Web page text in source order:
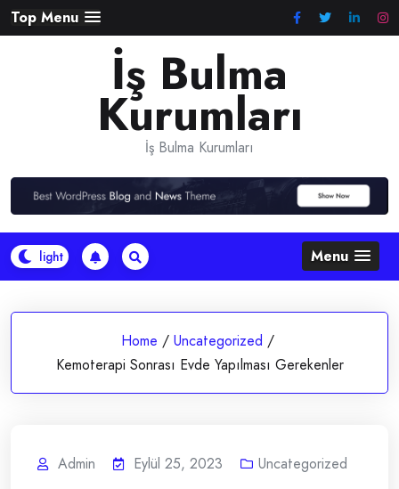
Skip
to
Top Menu
İş Bulma
Kurumları
İş Bulma Kurumları
Menu
Home / Uncategorized /
Kemoterapi Sonrası Evde Yapılması Gerekenler
Admin Eylül 25, 2023 Uncategorized